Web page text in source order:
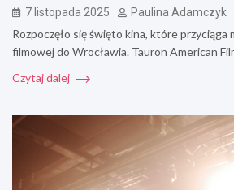
7 listopada 2025 Paulina Adamczyk
Rozpoczęło się święto kina, które przyciąga
filmowej do Wrocławia. Tauron American
Czytaj dalej